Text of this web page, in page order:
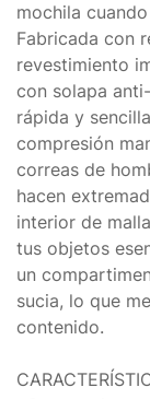
mochila
Fabricada con
revestimiento
con solapa
rápida y
compresión
correas de
hacen
interior de
tus objetos
un
sucia, lo que
contenido.